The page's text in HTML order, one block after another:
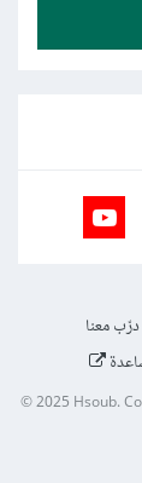
درّب معنا
© 2025Hsoub.